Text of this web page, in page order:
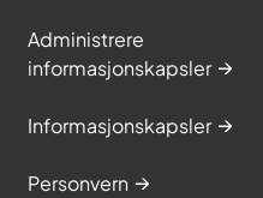
Administrere
informasjonskapsler
Informasjonskapsler
Personvern